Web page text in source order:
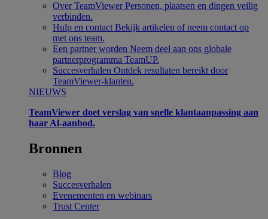
Over TeamViewer Personen, plaatsen en dingen veilig
verbinden.
Hulp en contact Bekijk artikelen of neem contact op
met ons team.
Een partner worden Neem deel aan ons globale
partnerprogramma TeamUP.
Succesverhalen Ontdek resultaten bereikt door
TeamViewer-klanten.
NIEUWS
TeamViewer doet verslag van snelle klantaanpassing aan
haar Al-aanbod.
Bronnen
Blog
Succesverhalen
Evenementen en webinars
Trust Center